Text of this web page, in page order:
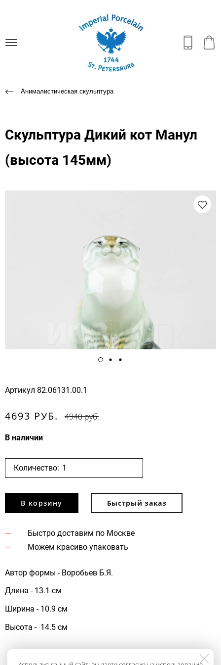
Анималистическая скульптура
Скульптура Дикий кот Манул
(высота 145мм)
Артикул 82.06131.00.1
4693 РУБ. 4940 руб.
В наличии
Количество:
В корзину Быстрый заказ
Быстро доставим по Москве
Можем красиво упаковать
Автор формы - Воробьев Б.Я.
Длина - 13.1 см
Ширина - 10.9 см
Высота - 14.5 см